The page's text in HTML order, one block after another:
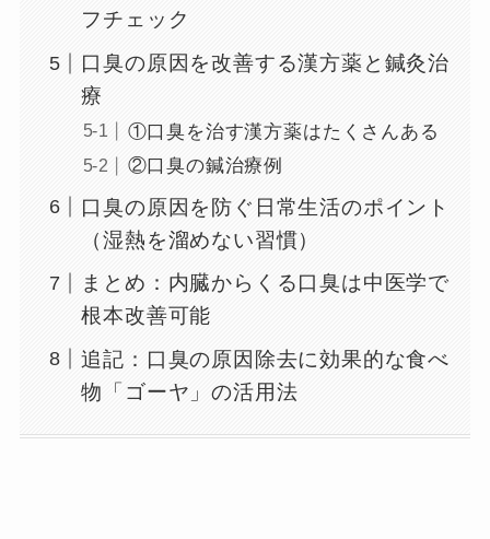
フチェック
口臭の原因を改善する漢方薬と鍼灸治
療
①口臭を治す漢方薬はたくさんある
②口臭の鍼治療例
口臭の原因を防ぐ日常生活のポイント
（湿熱を溜めない習慣）
まとめ：内臓からくる口臭は中医学で
根本改善可能
追記：口臭の原因除去に効果的な食べ
物「ゴーヤ」の活用法